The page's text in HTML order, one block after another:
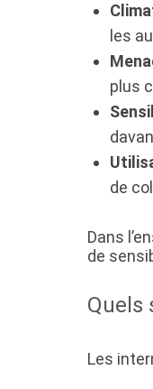
les
plus
de
Dans
de
Quels
Les